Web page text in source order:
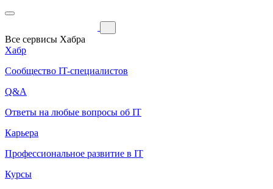
Все сервисы Хабра
Хабр
Сообщество IT-специалистов
Q&A
Ответы на любые вопросы об IT
Карьера
Профессиональное развитие в IT
Курсы